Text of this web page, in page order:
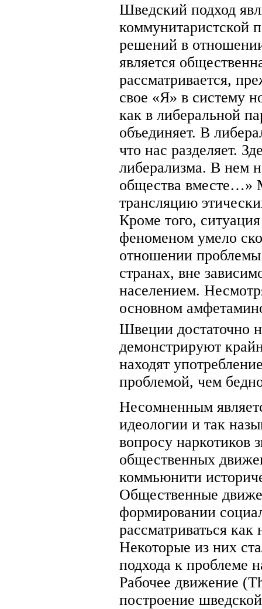
Шведский подход
коммунитаристской
решений в
является
рассматривается,
свое «Я» в систему
как в либеральной
объединяет. В
что нас разделяет.
либерализма. В нем
общества вместе…»
трансляцию
Кроме того,
феноменом умело
отношении проблемы
странах, вне
населением.
основном
Швеции достаточно
демонстрируют
находят
проблемой, чем
Несомненным
идеологии и так
вопросу наркотиков
общественных
коммьюнити
Общественные
формировании
рассматриваться
Некоторые из них
подхода к проблеме
Рабочее движение
построение